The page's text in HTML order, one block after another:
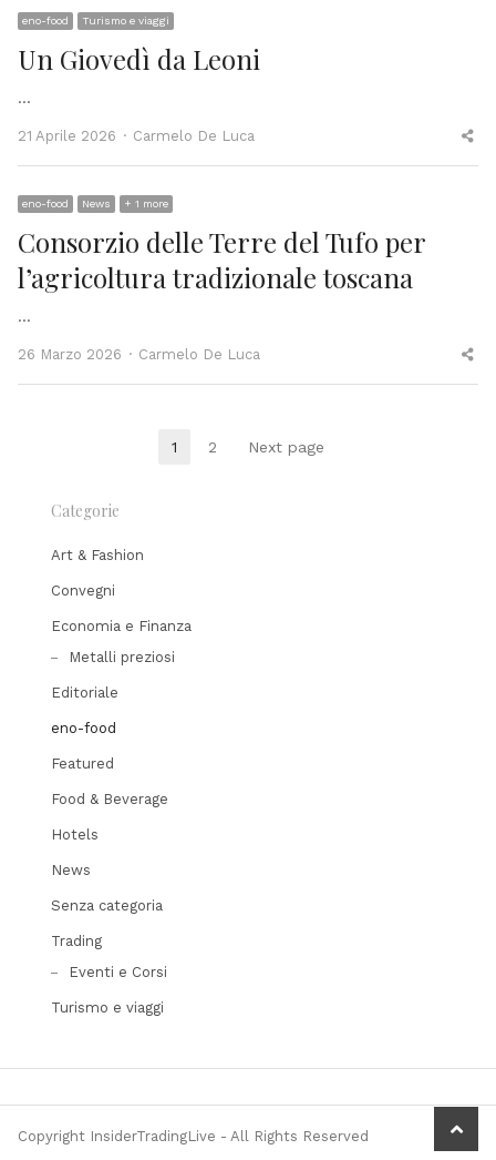
eno-food Turismo e viaggi
Un Giovedì da Leoni
…
21 Aprile 2026 Author
Carmelo De Luca
eno-food News + 1 more
Consorzio delle Terre del Tufo per
l’agricoltura tradizionale toscana
…
26 Marzo 2026 Author
Carmelo De Luca
articoli
Page
1 Page
2 Next page
Categorie
Art & Fashion
Convegni
Economia e Finanza
Metalli preziosi
Editoriale
eno-food
Featured
Food & Beverage
Hotels
News
Senza categoria
Trading
Eventi e Corsi
Turismo e viaggi
Copyright InsiderTradingLive - All Rights Reserved